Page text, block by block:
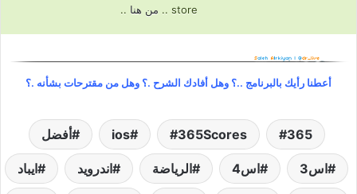
store ..
من هنا ..
أعطنا رأيك بالبرنامج ..؟ وهل أفادك الشرح .؟ وهل من مقترحات بشأنه .؟
365
365Scores
ios أفضل
اس3 اس4 الرياضة اندرويد ايباد